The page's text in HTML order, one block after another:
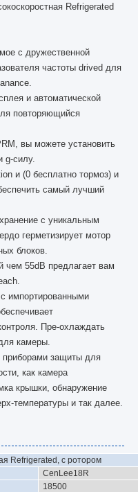
Refrigerated
с дружественной
частоты drived для
и автоматической
повторяющийся
вы можете установить
g-силу.
и (0 бесплатно тормоз) и
самый лучший
с уникальным
герметизирует мотор
блоков.
55dB предлагает вам
импортированными
Пре-охлаждать
камеры.
приборами защиты для
как камера
крышки, обнаружение
температуры и так далее.
Refrigerated, с ротором
CenLee18R
18500